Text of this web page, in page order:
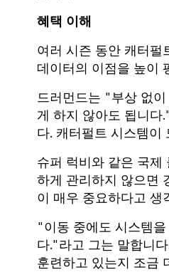
혜택 이해
여러 시즌 동안 캐터펄
데이터의 이점을 높이
드러먼드는 "부상 없
게 하지 않아도 됩니다
다. 캐터펄트 시스템이
슈퍼 럭비와 같은 국제
하게 관리하지 않으면
이 매우 중요하다고 생
"이동 중에도 시스템
다."라고 그는 말합니
훈련하고 있는지 조금